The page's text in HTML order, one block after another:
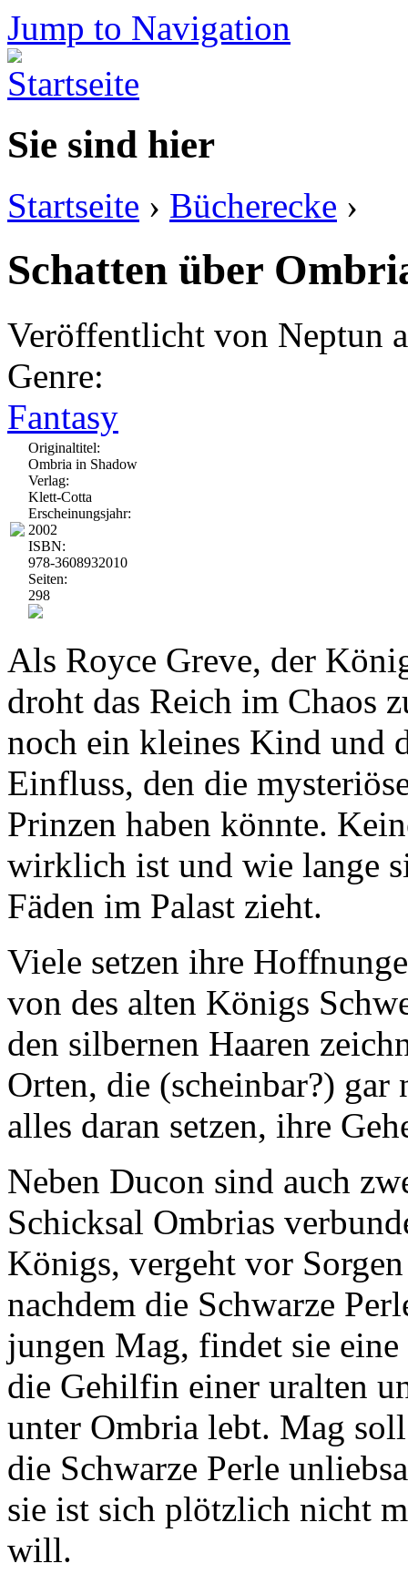
Jump to Navigation
Sie sind hier
Startseite › Bücherecke ›
Schatten über
Veröffentlicht von Neptun
Genre:
Fantasy
Originaltitel:
Ombria in Shadow
Verlag:
Klett-Cotta
Erscheinungsjahr:
2002
ISBN:
978-3608932010
Seiten:
298
Als Royce Greve, der
droht das Reich im Chaos
noch ein kleines Kind und
Einfluss, den die
Prinzen haben könnte.
wirklich ist und wie lange
Fäden im Palast zieht.
Viele setzen ihre
von des alten Königs
den silbernen Haaren
Orten, die (scheinbar?)
alles daran setzen, ihre
Neben Ducon sind auch
Schicksal Ombrias
Königs, vergeht vor
nachdem die Schwarze
jungen Mag, findet sie
die Gehilfin einer uralten
unter Ombria lebt. Mag
die Schwarze Perle
sie ist sich plötzlich nicht
will.